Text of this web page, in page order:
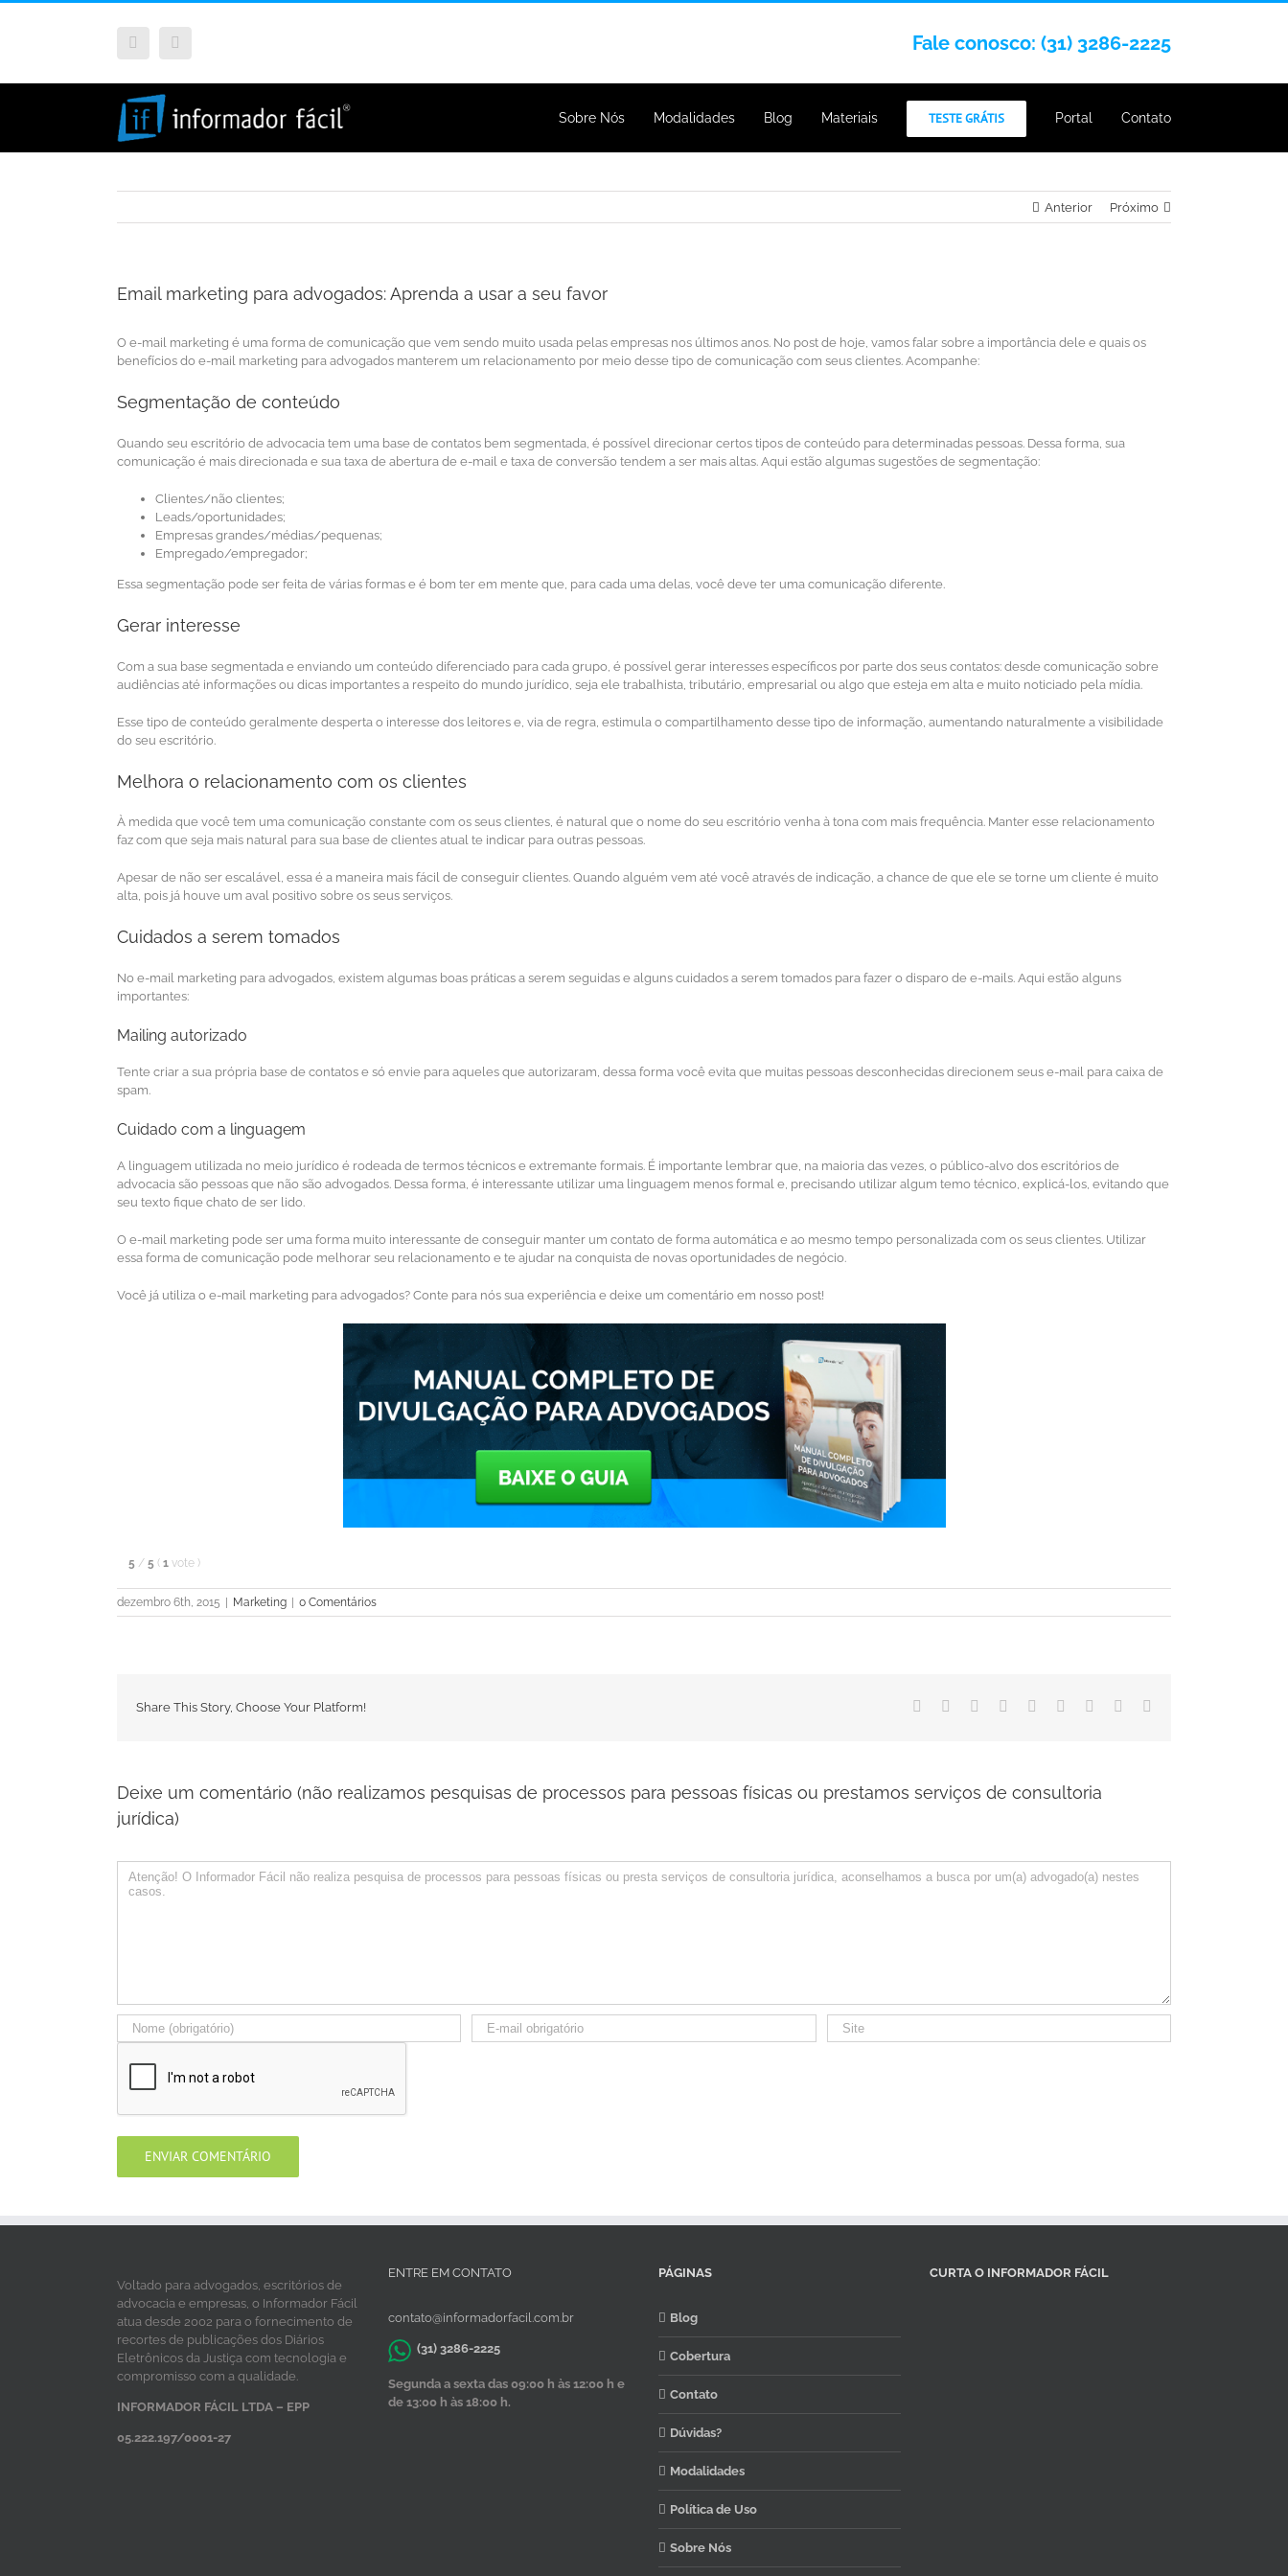
Facebook Fale conosco: (31) 3286-2225
Sobre Nós Modalidades Blog Materiais TESTE GRÁTIS Portal Contato
Anterior Próximo
Email marketing para advogados: Aprenda a usar a seu favor
O e-mail marketing é uma forma de comunicação que vem sendo muito usada pelas empresas nos últimos anos. No post de hoje, vamos falar sobre a importância dele e quais os
benefícios do e-mail marketing para advogados manterem um relacionamento por meio desse tipo de comunicação com seus clientes. Acompanhe:
Segmentação de conteúdo
Quando seu escritório de advocacia tem uma base de contatos bem segmentada, é possível direcionar certos tipos de conteúdo para determinadas pessoas. Dessa forma, sua
comunicação é mais direcionada e sua taxa de abertura de e-mail e taxa de conversão tendem a ser mais altas. Aqui estão algumas sugestões de segmentação:
Clientes/não clientes;
Leads/oportunidades;
Empresas grandes/médias/pequenas;
Empregado/empregador;
Essa segmentação pode ser feita de várias formas e é bom ter em mente que, para cada uma delas, você deve ter uma comunicação diferente.
Gerar interesse
Com a sua base segmentada e enviando um conteúdo diferenciado para cada grupo, é possível gerar interesses específicos por parte dos seus contatos: desde comunicação sobre
audiências até informações ou dicas importantes a respeito do mundo jurídico, seja ele trabalhista, tributário, empresarial ou algo que esteja em alta e muito noticiado pela mídia.
Esse tipo de conteúdo geralmente desperta o interesse dos leitores e, via de regra, estimula o compartilhamento desse tipo de informação, aumentando naturalmente a visibilidade
do seu escritório.
Melhora o relacionamento com os clientes
À medida que você tem uma comunicação constante com os seus clientes, é natural que o nome do seu escritório venha à tona com mais frequência. Manter esse relacionamento
faz com que seja mais natural para sua base de clientes atual te indicar para outras pessoas.
Apesar de não ser escalável, essa é a maneira mais fácil de conseguir clientes. Quando alguém vem até você através de indicação, a chance de que ele se torne um cliente é muito
alta, pois já houve um aval positivo sobre os seus serviços.
Cuidados a serem tomados
No e-mail marketing para advogados, existem algumas boas práticas a serem seguidas e alguns cuidados a serem tomados para fazer o disparo de e-mails. Aqui estão alguns
importantes:
Mailing autorizado
Tente criar a sua própria base de contatos e só envie para aqueles que autorizaram, dessa forma você evita que muitas pessoas desconhecidas direcionem seus e-mail para caixa de
spam.
Cuidado com a linguagem
A linguagem utilizada no meio jurídico é rodeada de termos técnicos e extremante formais. É importante lembrar que, na maioria das vezes, o público-alvo dos escritórios de
advocacia são pessoas que não são advogados. Dessa forma, é interessante utilizar uma linguagem menos formal e, precisando utilizar algum temo técnico, explicá-los, evitando que
seu texto fique chato de ser lido.
O e-mail marketing pode ser uma forma muito interessante de conseguir manter um contato de forma automática e ao mesmo tempo personalizada com os seus clientes. Utilizar
essa forma de comunicação pode melhorar seu relacionamento e te ajudar na conquista de novas oportunidades de negócio.
Você já utiliza o e-mail marketing para advogados? Conte para nós sua experiência e deixe um comentário em nosso post!
5 / 5 ( 1 vote )
dezembro 6th, 2015 | Marketing | 0 Comentários
Share This Story, Choose Your Platform! Facebook
TwitterLinkedin
Reddit TumblrGoogle+Pinterest
Deixe um comentário (não realizamos pesquisas de processos para pessoas físicas ou prestamos serviços de consultoria
jurídica)
Comentário
Voltado para advogados, escritórios de
advocacia e empresas, o Informador Fácil
atua desde 2002 para o fornecimento de
recortes de publicações dos Diários
Eletrônicos da Justiça com tecnologia e
compromisso com a qualidade.
INFORMADOR FÁCIL LTDA – EPP
05.222.197/0001-27
ENTRE EM CONTATO
contato@informadorfacil.com.br
(31) 3286-2225
Segunda a sexta das 09:00 h às 12:00 h e
de 13:00 h às 18:00 h.
PÁGINAS
Blog
Cobertura
Contato
Dúvidas?
Modalidades
Política de Uso
Sobre Nós
CURTA O INFORMADOR FÁCIL